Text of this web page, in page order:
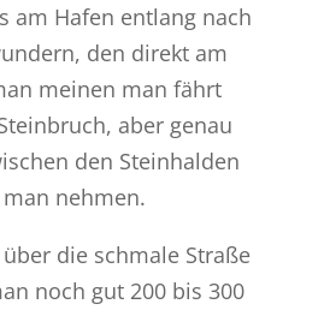
am Hafen entlang nach
den direkt am
meinen man fährt
aber genau
den Steinhalden
nehmen.
die schmale Straße
noch gut 200 bis 300